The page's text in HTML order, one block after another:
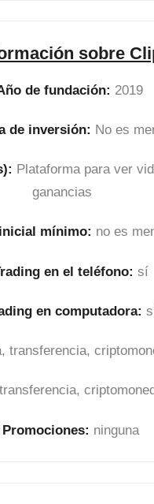
sobre
de fundación: 2019
de inversión: No es
Plataforma para ver
ganancias
mínimo: no es
en el teléfono: sí
en computadora:
transferencia,
Promociones: ninguna